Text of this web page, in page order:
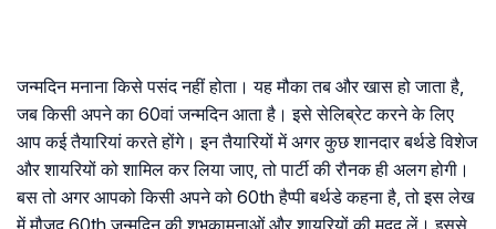
जन्मदिन मनाना किसे पसंद नहीं होता। यह मौका तब और खास हो जाता है,
जब किसी अपने का 60वां जन्मदिन आता है। इसे सेलिब्रेट करने के लिए
आप कई तैयारियां करते होंगे। इन तैयारियों में अगर कुछ शानदार बर्थडे विशेज
और शायरियों को शामिल कर लिया जाए, तो पार्टी की रौनक ही अलग होगी।
बस तो अगर आपको किसी अपने को 60th हैप्पी बर्थडे कहना है, तो इस लेख